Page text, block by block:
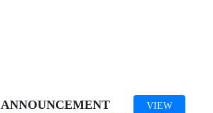
ANNOUNCEMENT
VIEW